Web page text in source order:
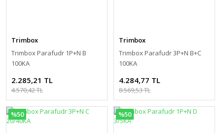
Trimbox
Trimbox Parafudr 1P+N B
100KA
2.285,21 TL
4.570,42 TL
Trimbox
Trimbox Parafudr 3P+N B+C
100KA
4.284,77 TL
8.569,53 TL
%50 %50